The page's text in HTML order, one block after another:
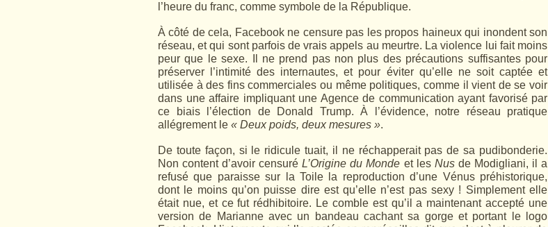
l’heure du franc, comme symbole de la République.
À côté de cela, Facebook ne censure pas les propos haineux qui inondent son
réseau, et qui sont parfois de vrais appels au meurtre. La violence lui fait moins
peur que le sexe. Il ne prend pas non plus des précautions suffisantes pour
préserver l’intimité des internautes, et pour éviter qu’elle ne soit captée et
utilisée à des fins commerciales ou même politiques, comme il vient de se voir
dans une affaire impliquant une Agence de communication ayant favorisé par
ce biais l’élection de Donald Trump. À l’évidence, notre réseau pratique
allégrement le « Deux poids, deux mesures ».
De toute façon, si le ridicule tuait, il ne réchapperait pas de sa pudibonderie.
Non content d’avoir censuréL’Origine du Monde et les Nusde Modigliani, il a
refusé que paraisse sur la Toile la reproduction d’une Vénus préhistorique,
dont le moins qu’on puisse dire est qu’elle n’est pas sexy ! Simplement elle
était nue, et ce fut rédhibitoire. Le comble est qu’il a maintenant accepté une
version de Marianne avec un bandeau cachant sa gorge et portant le logo